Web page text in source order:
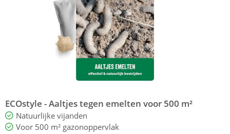
ECOstyle - Aaltjes tegen emelten voor 500 m²
Natuurlijke vijanden
Voor 500 m² gazonoppervlak